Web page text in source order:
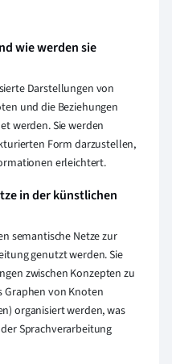
wie werden sie
Darstellungen von
und die Beziehungen
werden. Sie werden
Form darzustellen,
erleichtert.
in der künstlichen
semantische Netze zur
genutzt werden. Sie
zwischen Konzepten zu
von Knoten
organisiert werden, was
Sprachverarbeitung